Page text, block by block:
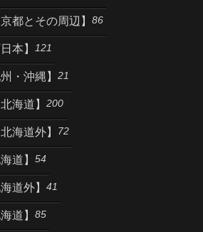
都とその周辺】 86
本】 121
・沖縄】 21
海道】 200
海道外】 72
道】 54
道外】 41
道】 85